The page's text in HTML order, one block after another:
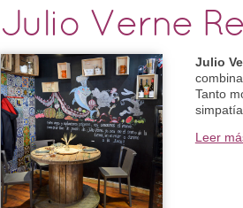
Julio Verne
Julio
Tanto
Leer